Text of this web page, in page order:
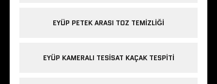
EYÜP PETEK ARASI TOZ TEMIZLIĞI
EYÜP KAMERALI TESISAT KAÇAK TESPITI